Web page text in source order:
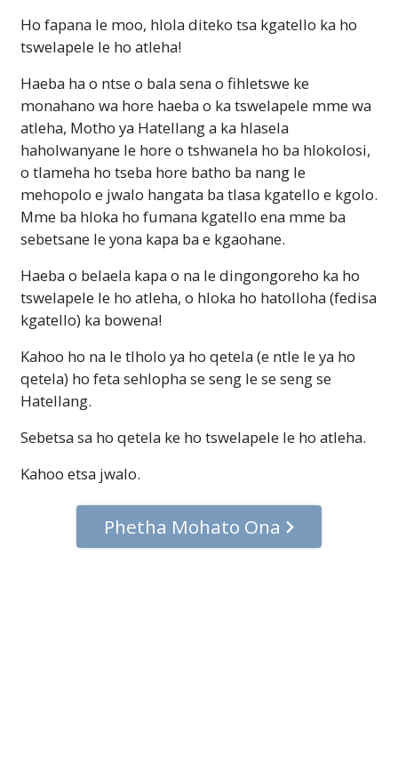
Ho fapana le moo, hlola diteko tsa kgatello ka ho
tswelapele le ho atleha!
Haeba ha o ntse o bala sena o fihletswe ke
monahano wa hore haeba o ka tswelapele mme wa
atleha, Motho ya Hatellang a ka hlasela
haholwanyane le hore o tshwanela ho ba hlokolosi,
o tlameha ho tseba hore batho ba nang le
mehopolo e jwalo hangata ba tlasa kgatello e kgolo.
Mme ba hloka ho fumana kgatello ena mme ba
sebetsane le yona kapa ba e kgaohane.
Haeba o belaela kapa o na le dingongoreho ka ho
tswelapele le ho atleha, o hloka ho hatolloha (fedisa
kgatello) ka bowena!
Kahoo ho na le tlholo ya ho qetela (e ntle le ya ho
qetela) ho feta sehlopha se seng le se seng se
Hatellang.
Sebetsa sa ho qetela ke ho tswelapele le ho atleha.
Kahoo etsa jwalo.
Phetha Mohato Ona